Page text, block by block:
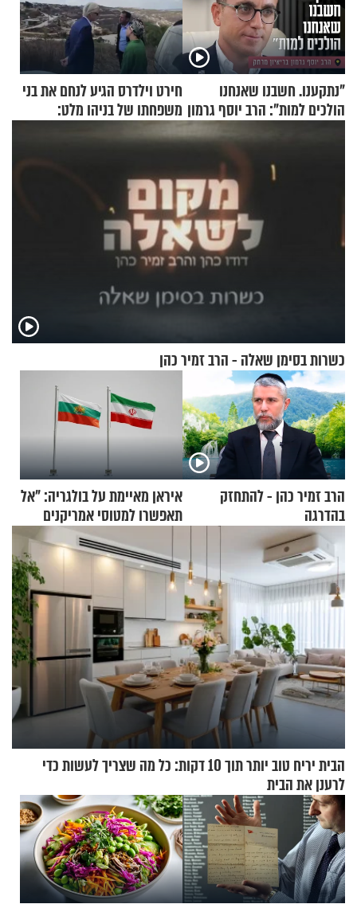
"נתקענו. חשבנו שאנחנו
הולכים למות": הרב יוסף גרמון
חירט וילדרס הגיע לנחם את בני
משפחתו של בניהו מלט:
"מיליונים באירופה תומכים
בכם"
כשרות בסימן שאלה - הרב זמיר כהן
הרב זמיר כהן - להתחזק
בהדרגה
איראן מאיימת על בולגריה: "אל
תאפשרו למטוסי אמריקנים
להמריא מהשטח שלכם"
הבית יריח טוב יותר תוך 10 דקות: כל מה שצריך לעשות כדי
לרענן את הבית